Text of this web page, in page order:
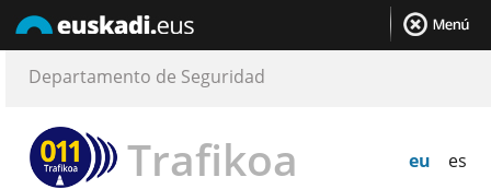
Trafikoa eu es
Departamento de Seguridad